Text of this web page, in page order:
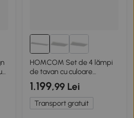
HOMCOM Set de 4 lămpi
de tavan cu culoare
reglabilă, comutator DIP și
de perete
3000K/4000K/6000K
120x30x3,7 cm Alb
1.199,99 Lei
Transport gratuit